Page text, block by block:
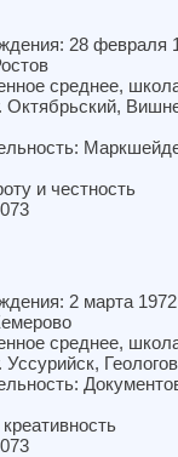
28 февраля
среднее,
Октябрьский,
и честность
2 марта 1972
среднее,